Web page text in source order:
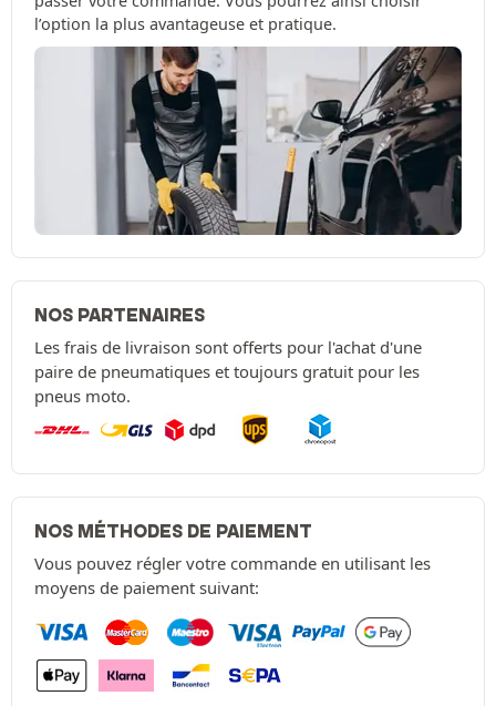
l’option la plus avantageuse et pratique.
NOS PARTENAIRES
Les frais de livraison sont offerts pour l'achat d'une
paire de pneumatiques et toujours gratuit pour les
pneus moto.
NOS MÉTHODES DE PAIEMENT
Vous pouvez régler votre commande en utilisant les
moyens de paiement suivant: